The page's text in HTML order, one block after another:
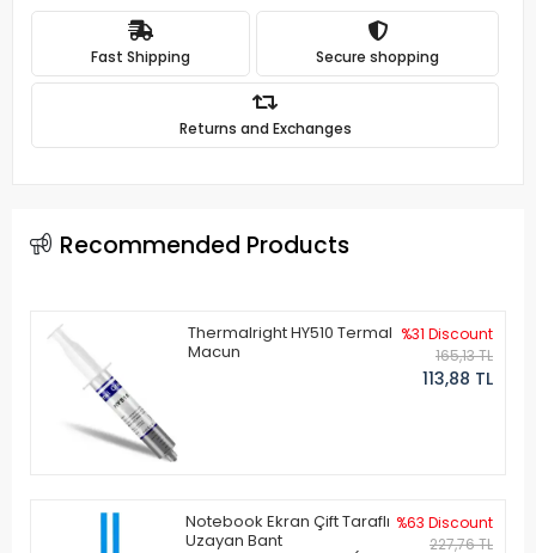
Fast Shipping Secure shopping
Returns and Exchanges
Recommended Products
Thermalright HY510 Termal
Macun
%31 Discount
165,13 TL
113,88 TL
Notebook Ekran Çift Taraflı
Uzayan Bant
%63 Discount
227,76 TL